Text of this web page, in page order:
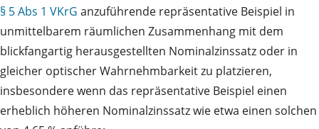
§ 5 Abs 1 VKrG anzuführende repräsentative Beispiel in
unmittelbarem räumlichen Zusammenhang mit dem
blickfangartig herausgestellten Nominalzinssatz oder in
gleicher optischer Wahrnehmbarkeit zu platzieren,
insbesondere wenn das repräsentative Beispiel einen
erheblich höheren Nominalzinssatz wie etwa einen solchen